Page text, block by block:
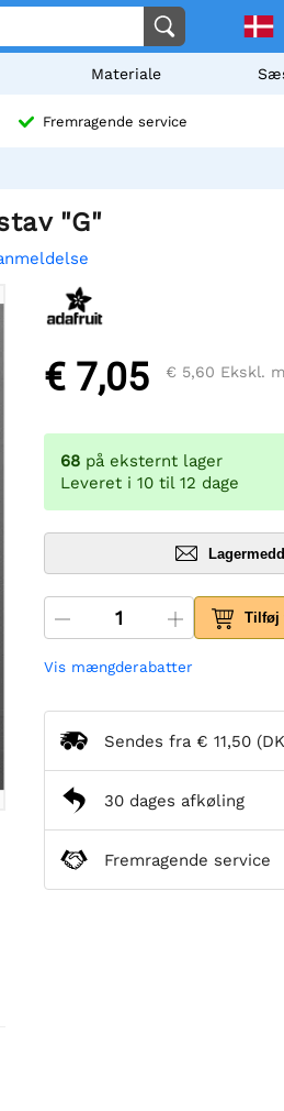
Materiale
Fremragende service
"G"
€ 7,05 € 5,60 Ekskl.
68 på eksternt lager
Leveret i 10 til 12 dage
Tilføj
Vis mængderabatter
Sendes fra € 11,50
30 dages afkøling
Fremragende service